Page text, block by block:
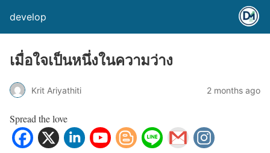
develop
เมื่อใจเป็นหนึ่งในความว่าง
Krit Ariyathiti 2 months ago
Spread the love